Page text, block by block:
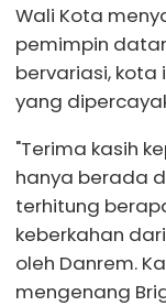
Wali Kota
pemimpin
bervariasi, kota
yang
"Terima kasih
hanya berada
terhitung
keberkahan
oleh Danrem.
mengenang